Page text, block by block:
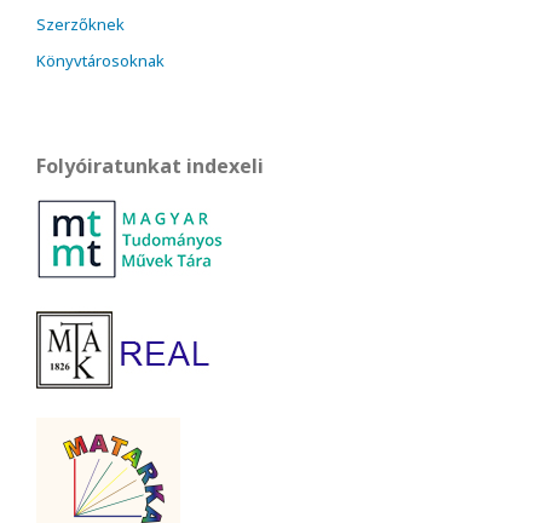
Szerzőknek
Könyvtárosoknak
Folyóiratunkat indexeli